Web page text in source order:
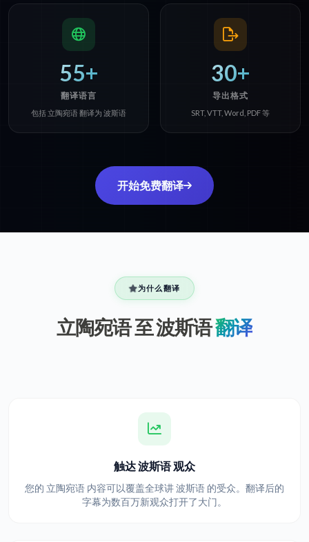
55+
翻译语言
包括 立陶宛语 翻译为 波斯语
30+
导出格式
SRT, VTT, Word, PDF 等
开始免费翻译
为什么翻译
立陶宛语 至 波斯语翻译
触达 波斯语 观众
您的 立陶宛语 内容可以覆盖全球讲 波斯语 的受众。翻译后的
字幕为数百万新观众打开了大门。